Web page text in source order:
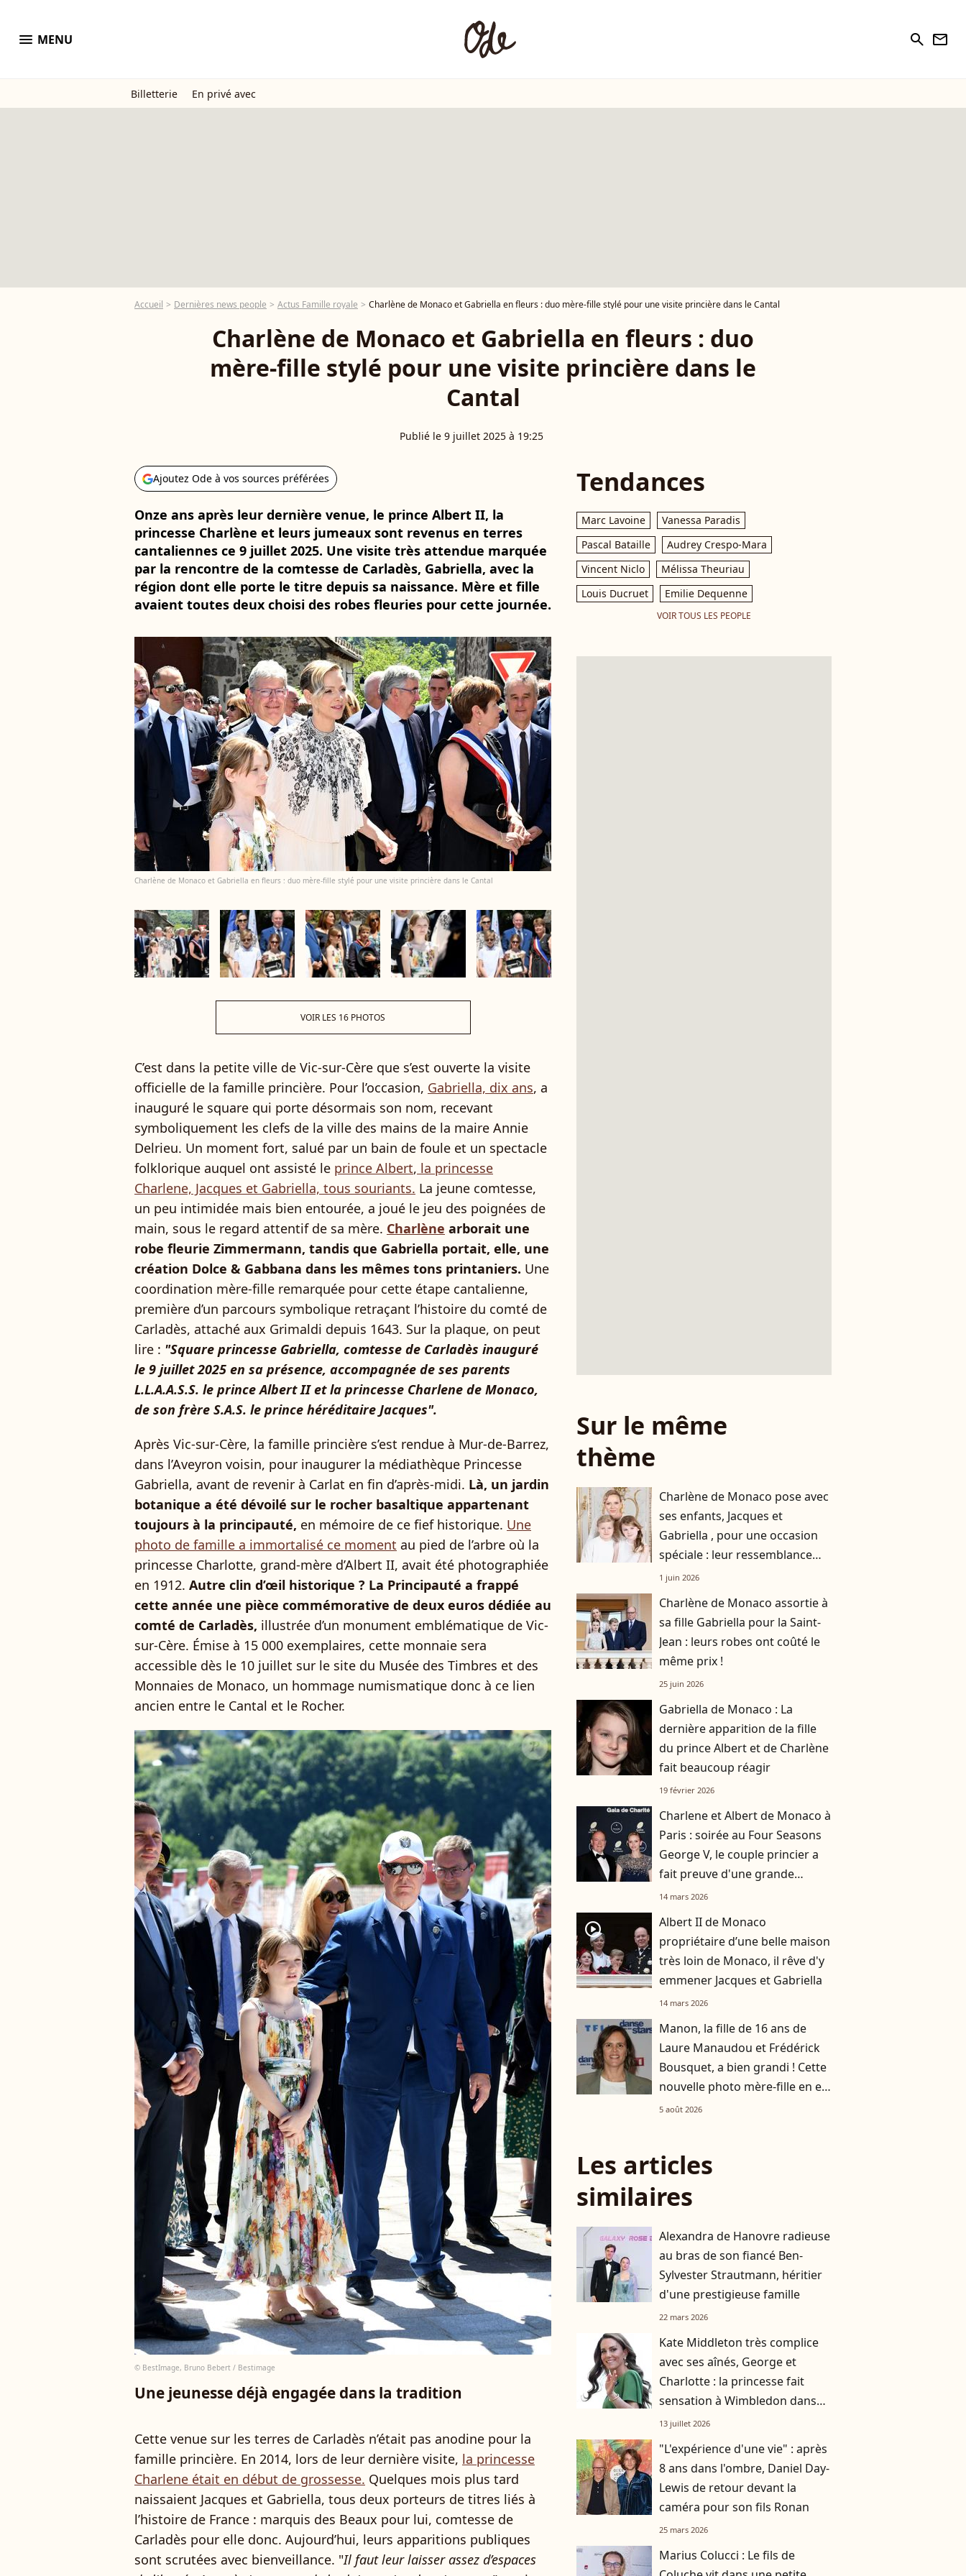
menu MENU search newsletter
Billetterie En privé avec
Accueil Dernières news people Actus Famille royale Charlène de Monaco et Gabriella en fleurs : duo mère-fille stylé pour une visite princière dans le Cantal
Charlène de Monaco et Gabriella en fleurs : duo
mère-fille stylé pour une visite princière dans le
Cantal
Publié le 9 juillet 2025 à 19:25
Ajoutez Ode à vos sources préférées
Onze ans après leur dernière venue, le prince Albert II, la
princesse Charlène et leurs jumeaux sont revenus en terres
cantaliennes ce 9 juillet 2025. Une visite très attendue marquée
par la rencontre de la comtesse de Carladès, Gabriella, avec la
région dont elle porte le titre depuis sa naissance. Mère et fille
avaient toutes deux choisi des robes fleuries pour cette journée.
Charlène de Monaco et Gabriella en fleurs : duo mère-fille stylé pour une visite princière dans le Cantal
VOIR LES 16 PHOTOS
C’est dans la petite ville de Vic-sur-Cère que s’est ouverte la visite
officielle de la famille princière. Pour l’occasion, Gabriella, dix ans, a
inauguré le square qui porte désormais son nom, recevant
symboliquement les clefs de la ville des mains de la maire Annie
Delrieu. Un moment fort, salué par un bain de foule et un spectacle
folklorique auquel ont assisté le prince Albert, la princesse
Charlene, Jacques et Gabriella, tous souriants. La jeune comtesse,
un peu intimidée mais bien entourée, a joué le jeu des poignées de
main, sous le regard attentif de sa mère. Charlène arborait une
robe fleurie Zimmermann, tandis que Gabriella portait, elle, une
création Dolce & Gabbana dans les mêmes tons printaniers. Une
coordination mère-fille remarquée pour cette étape cantalienne,
première d’un parcours symbolique retraçant l’histoire du comté de
Carladès, attaché aux Grimaldi depuis 1643. Sur la plaque, on peut
lire : "Square princesse Gabriella, comtesse de Carladès inauguré
le 9 juillet 2025 en sa présence, accompagnée de ses parents
L.L.A.A.S.S. le prince Albert II et la princesse Charlene de Monaco,
de son frère S.A.S. le prince héréditaire Jacques".
Après Vic-sur-Cère, la famille princière s’est rendue à Mur-de-Barrez,
dans l’Aveyron voisin, pour inaugurer la médiathèque Princesse
Gabriella, avant de revenir à Carlat en fin d’après-midi. Là, un jardin
botanique a été dévoilé sur le rocher basaltique appartenant
toujours à la principauté, en mémoire de ce fief historique. Une
photo de famille a immortalisé ce moment au pied de l’arbre où la
princesse Charlotte, grand-mère d’Albert II, avait été photographiée
en 1912. Autre clin d’œil historique ? La Principauté a frappé
cette année une pièce commémorative de deux euros dédiée au
comté de Carladès, illustrée d’un monument emblématique de Vic-
sur-Cère. Émise à 15 000 exemplaires, cette monnaie sera
accessible dès le 10 juillet sur le site du Musée des Timbres et des
Monnaies de Monaco, un hommage numismatique donc à ce lien
ancien entre le Cantal et le Rocher.
© BestImage, Bruno Bebert / Bestimage
Une jeunesse déjà engagée dans la tradition
Cette venue sur les terres de Carladès n’était pas anodine pour la
famille princière. En 2014, lors de leur dernière visite, la princesse
Charlene était en début de grossesse. Quelques mois plus tard
naissaient Jacques et Gabriella, tous deux porteurs de titres liés à
l’histoire de France : marquis des Beaux pour lui, comtesse de
Carladès pour elle donc. Aujourd’hui, leurs apparitions publiques
sont scrutées avec bienveillance. "Il faut leur laisser assez d’espaces
Tendances
Marc Lavoine
Vanessa Paradis
Pascal Bataille
Audrey Crespo-Mara
Vincent Niclo
Mélissa Theuriau
Louis Ducruet
Emilie Dequenne
VOIR TOUS LES PEOPLE
Sur le même
thème
Charlène de Monaco pose avec
ses enfants, Jacques et
Gabriella , pour une occasion
spéciale : leur ressemblance
avec leur mère est frappante
1 juin 2026
Charlène de Monaco assortie à
sa fille Gabriella pour la Saint-
Jean : leurs robes ont coûté le
même prix !
25 juin 2026
Gabriella de Monaco : La
dernière apparition de la fille
du prince Albert et de Charlène
fait beaucoup réagir
19 février 2026
Charlene et Albert de Monaco à
Paris : soirée au Four Seasons
George V, le couple princier a
fait preuve d'une grande
générosité
14 mars 2026
player2
Albert II de Monaco
propriétaire d’une belle maison
très loin de Monaco, il rêve d'y
emmener Jacques et Gabriella
14 mars 2026
Manon, la fille de 16 ans de
Laure Manaudou et Frédérick
Bousquet, a bien grandi ! Cette
nouvelle photo mère-fille en est
la preuve
5 août 2026
Les articles
similaires
Alexandra de Hanovre radieuse
au bras de son fiancé Ben-
Sylvester Strautmann, héritier
d'une prestigieuse famille
22 mars 2026
Kate Middleton très complice
avec ses aînés, George et
Charlotte : la princesse fait
sensation à Wimbledon dans
une robe vert olive
13 juillet 2026
"L'expérience d'une vie" : après
8 ans dans l'ombre, Daniel Day-
Lewis de retour devant la
caméra pour son fils Ronan
25 mars 2026
Marius Colucci : Le fils de